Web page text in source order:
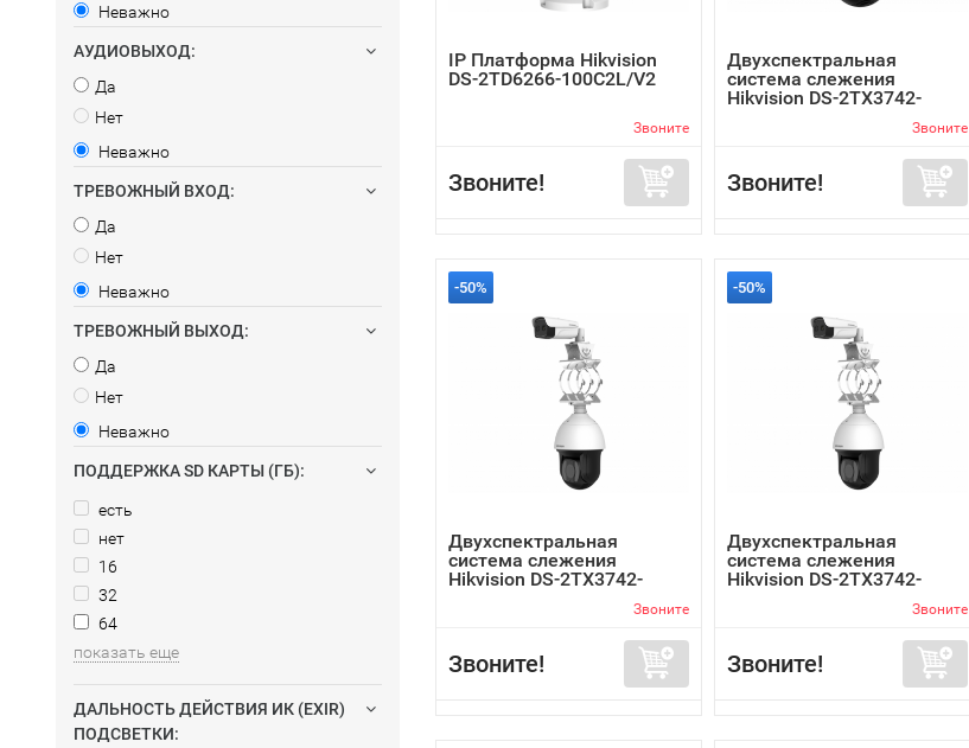
Неважно
АУДИОВЫХОД:
Да
Нет
Неважно
ТРЕВОЖНЫЙ ВХОД:
Да
Нет
Неважно
ТРЕВОЖНЫЙ ВЫХОД:
Да
Нет
Неважно
ПОДДЕРЖКА SD КАРТЫ (ГБ):
есть
нет
16
32
64
показать еще
ДАЛЬНОСТЬ ДЕЙСТВИЯ ИК (EXIR)
ПОДСВЕТКИ:
IP Платформа Hikvision
DS-2TD6266-100C2L/V2
Звоните
Звоните!
Двухспектральная
система слежения
Hikvision DS-2TX3742-
Звоните
Звоните!
-50%
Двухспектральная
система слежения
Hikvision DS-2TX3742-
Звоните
Звоните!
-50%
Двухспектральная
система слежения
Hikvision DS-2TX3742-
Звоните
Звоните!